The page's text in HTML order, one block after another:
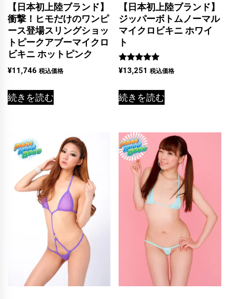
【日本初上陸ブランド】
衝撃！ヒモだけのワンピ
ース登場スリングショッ
トピークアブーマイクロ
ビキニ ホットピンク
¥11,746 税込価格
続きを読む
【日本初上陸ブランド】
ジッパーボトムノーマル
マイクロビキニ ホワイ
ト
5段階中
5.00
¥13,251 税込価格
続きを読む